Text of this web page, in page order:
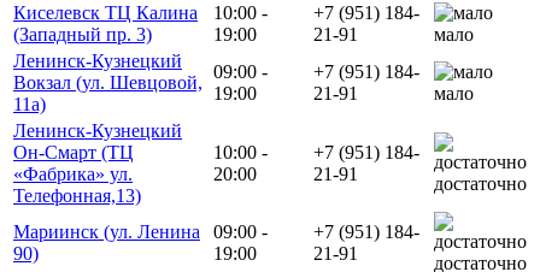
Киселевск ТЦ Калина
(Западный пр. 3)
10:00 -
19:00
+7 (951) 184-
21-91
мало
Ленинск-Кузнецкий
Вокзал (ул. Шевцовой,
11а)
09:00 -
19:00
+7 (951) 184-
21-91
мало
Ленинск-Кузнецкий
Он-Смарт (ТЦ
«Фабрика» ул.
Телефонная,13)
10:00 -
20:00
+7 (951) 184-
21-91
достаточно
Мариинск (ул. Ленина
90)
09:00 -
19:00
+7 (951) 184-
21-91
достаточно